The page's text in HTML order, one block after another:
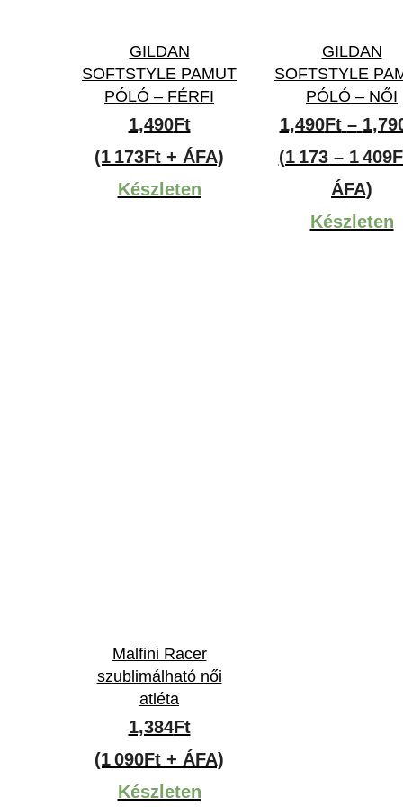
GILDAN
SOFTSTYLE PAMUT
PÓLÓ – FÉRFI
1,490Ft
(1 173Ft + ÁFA)
Készleten
GILDAN
SOFTSTYLE
PÓLÓ – NŐI
1,490Ft –
(1 173 – 1
ÁFA)
Készleten
Malfini Racer
szublimálható női
atléta
1,384Ft
(1 090Ft + ÁFA)
Készleten